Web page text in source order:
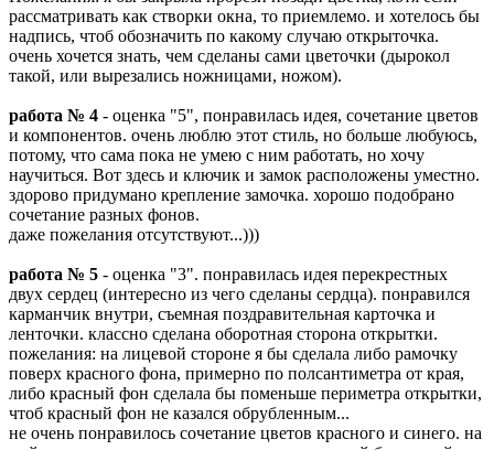
рассматривать как створки окна, то приемлемо. и хотелось бы
надпись, чтоб обозначить по какому случаю открыточка.
очень хочется знать, чем сделаны сами цветочки (дырокол
такой, или вырезались ножницами, ножом).
работа № 4 - оценка "5", понравилась идея, сочетание цветов
и компонентов. очень люблю этот стиль, но больше любуюсь,
потому, что сама пока не умею с ним работать, но хочу
научиться. Вот здесь и ключик и замок расположены уместно.
здорово придумано крепление замочка. хорошо подобрано
сочетание разных фонов.
даже пожелания отсутствуют...)))
работа № 5 - оценка "3". понравилась идея перекрестных
двух сердец (интересно из чего сделаны сердца). понравился
карманчик внутри, съемная поздравительная карточка и
ленточки. классно сделана оборотная сторона открытки.
пожелания: на лицевой стороне я бы сделала либо рамочку
поверх красного фона, примерно по полсантиметра от края,
либо красный фон сделала бы поменьше периметра открытки,
чтоб красный фон не казался обрубленным...
не очень понравилось сочетание цветов красного и синего. на